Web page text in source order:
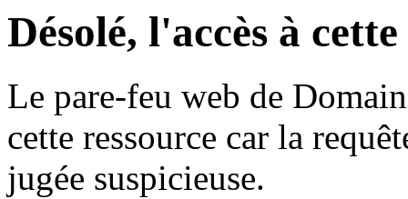
Désolé, l'accès à
Le pare-feu web de
cette ressource car la
jugée suspicieuse.